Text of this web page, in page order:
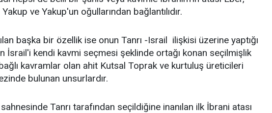
ve Yakup'un oğullarından bağlantılıdır.
başka bir özellik ise onun Tanrı -Israil ilişkisi üzerine yaptığı
İsrail'i kendi kavmi seçmesi şeklinde ortağı konan seçilmişlik
kavramlar olan ahit Kutsal Toprak ve kurtuluş üreticileri
bulunan unsurlardır.
Tanrı tarafından seçildiğine inanılan ilk İbrani atası